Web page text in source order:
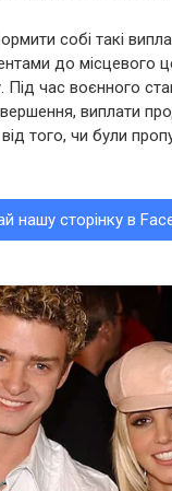
собі такі
до місцевого
Під час воєнного
виплати
того, чи були
нашу сторінку в